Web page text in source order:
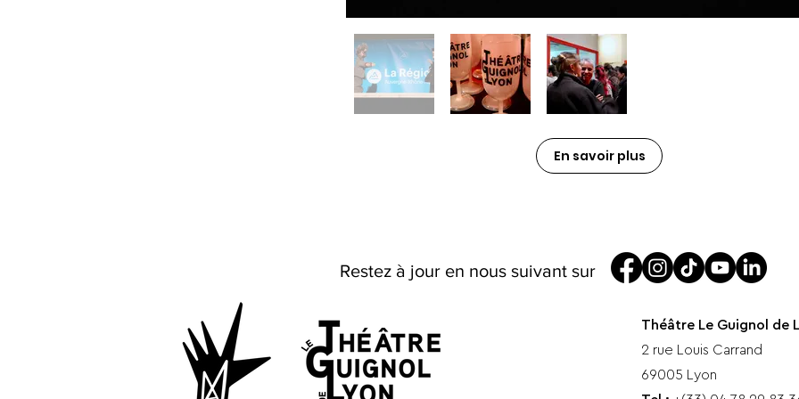
En savoir plus
Restez à jour en nous suivant sur
Théâtre Le Guignol de
2 rue Louis Carrand
69005 Lyon